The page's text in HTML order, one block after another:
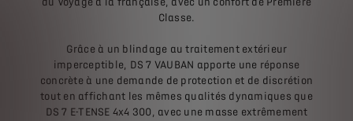
Classe.
Grâce à un blindage au traitement extérieur
imperceptible, DS 7 VAUBAN apporte une réponse
concrète à une demande de protection et de discrétion
tout en affichant les mêmes qualités dynamiques que
DS 7 E-TENSE 4x4 300, avec une masse extrêmement